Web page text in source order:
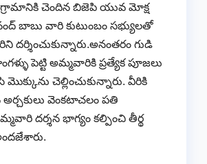
చెందిన బిజెపి యువ మోక్ష
బాబు వారి కుటుంబం సభ్యులతో
దర్శించుకున్నారు.అనంతరం గుడి
పెట్టి అమ్మవారికి ప్రత్యేక పూజలు
చెల్లించుకున్నారు. వీరికి
వెంకటాచలం పతి
దర్శన భాగ్యం కల్పించి తీర్థ